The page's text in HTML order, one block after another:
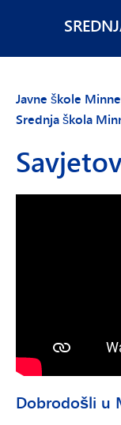
Javne škole
Srednja škola
Dobrodošli u